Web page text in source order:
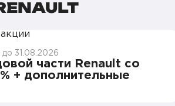
до 31.08.2026
части Renault со
+ дополнительные